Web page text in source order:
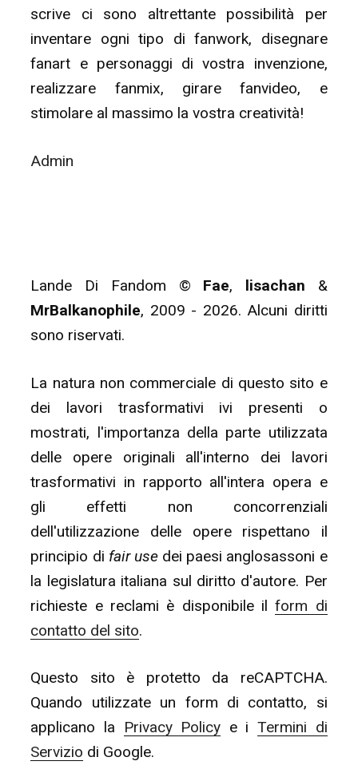
scrive ci sono altrettante possibilità per
inventare ogni tipo di fanwork, disegnare
fanart e personaggi di vostra invenzione,
realizzare fanmix, girare fanvideo, e
stimolare al massimo la vostra creatività!
Admin
Lande Di Fandom © Fae, lisachan &
MrBalkanophile, 2009 - 2026. Alcuni diritti
sono riservati.
La natura non commerciale di questo sito e
dei lavori trasformativi ivi presenti o
mostrati, l'importanza della parte utilizzata
delle opere originali all'interno dei lavori
trasformativi in rapporto all'intera opera e
gli effetti non concorrenziali
dell'utilizzazione delle opere rispettano il
principio di fair usedei paesi anglosassoni e
la legislatura italiana sul diritto d'autore. Per
richieste e reclami è disponibile ilform di
contatto del sito.
Questo sito è protetto da reCAPTCHA.
Quando utilizzate un form di contatto, si
applicano la
Privacy Policy e iTermini di
Servizio di Google.